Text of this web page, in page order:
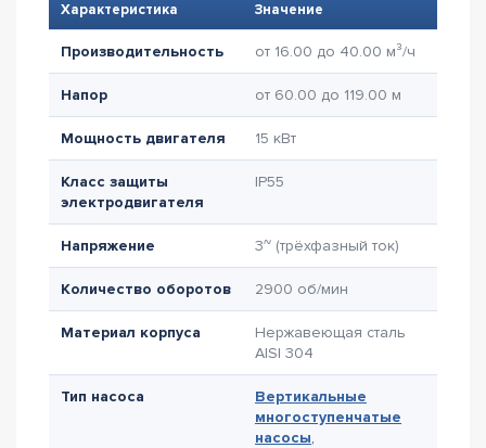
Характеристика Значение
Производительность от 16.00 до 40.00 м³/ч
Напор от 60.00 до 119.00 м
Мощность двигателя 15 кВт
Класс защиты
электродвигателя
IP55
Напряжение 3~ (трёхфазный ток)
Количество оборотов 2900 об/мин
Материал корпуса
Нержавеющая сталь
AISI 304
Тип насоса
Вертикальные
многоступенчатые
насосы,